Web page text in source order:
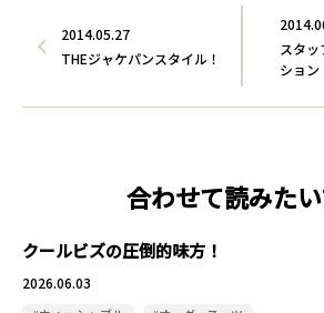
スタ
ション
2014.05.27
THEジャケパンスタイル！
合わせて読みた
クールビズの圧倒的味方！
2026.06.03